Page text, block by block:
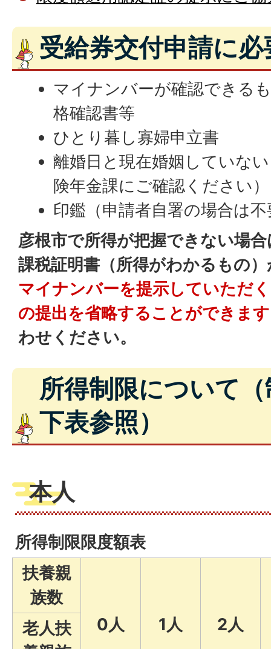
受給券交付申請に
マイナンバーが確認できる
格確認書等
ひとり暮し寡婦申立書
離婚日と現在婚姻していな
険年金課にご確認ください）
印鑑（申請者自署の場合は不
彦根市で所得が把握できない場
課税証明書（所得がわかるもの
マイナンバーを提示していただ
の提出を省略することができます
わせください。
所得制限について
下表参照）
本人
所得制限限度額表
扶養親
族数
0人
1人 2人
老人扶